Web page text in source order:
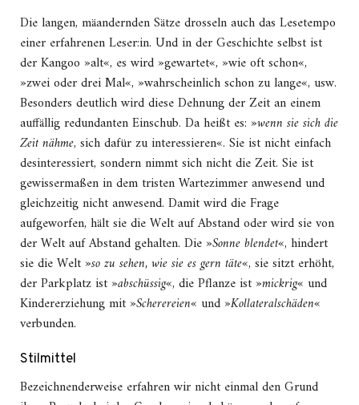
Die langen, mäandernden Sätze drosseln auch das Lesetempo
einer erfahrenen Leser:in. Und in der Geschichte selbst ist
der Kangoo »alt«, es wird »gewartet«, »wie oft schon«,
»zwei oder drei Mal«, »wahrscheinlich schon zu lange«, usw.
Besonders deutlich wird diese Dehnung der Zeit an einem
auffällig redundanten Einschub. Da heißt es: »wenn sie sich die
Zeit nähme, sich dafür zu interessieren«. Sie ist nicht einfach
desinteressiert, sondern nimmt sich nicht die Zeit. Sie ist
gewissermaßen in dem tristen Wartezimmer anwesend und
gleichzeitig nicht anwesend. Damit wird die Frage
aufgeworfen, hält sie die Welt auf Abstand oder wird sie von
der Welt auf Abstand gehalten. Die »Sonne blendet«, hindert
sie die Welt »so zu sehen, wie sie es gern täte«, sie sitzt erhöht,
der Parkplatz ist »abschüssig«, die Pflanze ist »mickrig« und
Kindererziehung mit »Scherereien« und »Kollateralschäden«
verbunden.
Stilmittel
Bezeichnenderweise erfahren wir nicht einmal den Grund